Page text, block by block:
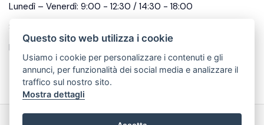
Lunedì – Venerdì: 9:00 - 12:30 / 14:30 - 18:00
Sabato: 9:30 - 12:30
Domenica: Chiuso
Questo sito web utilizza i cookie
Usiamo i cookie per personalizzare i contenuti e gli
annunci, per funzionalità dei social media e analizzare il
traffico sul nostro sito.
Mostra dettagli